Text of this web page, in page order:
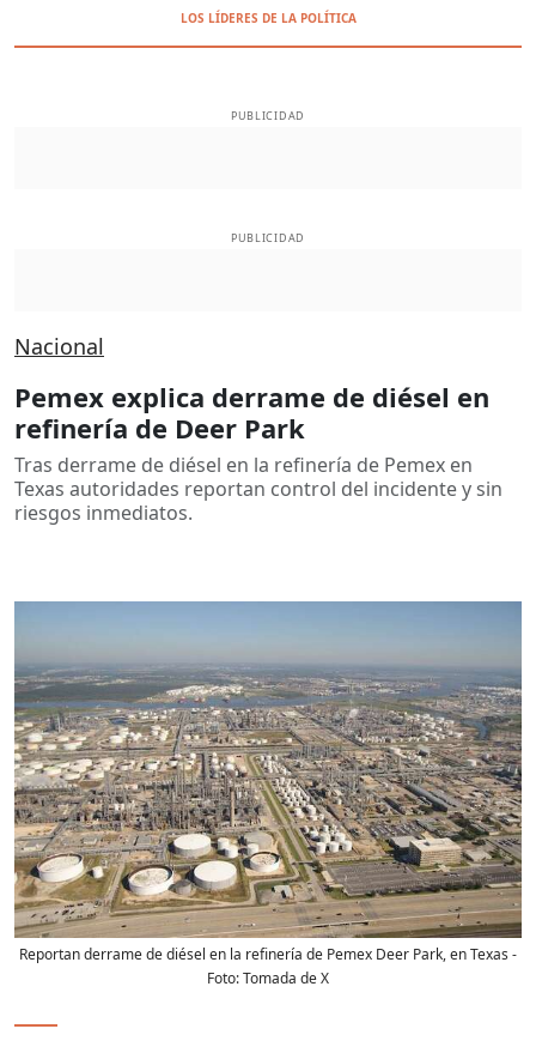
LOS LÍDERES DE LA POLÍTICA
PUBLICIDAD
PUBLICIDAD
Nacional
Pemex explica derrame de diésel en
refinería de Deer Park
Tras derrame de diésel en la refinería de Pemex en
Texas autoridades reportan control del incidente y sin
riesgos inmediatos.
Reportan derrame de diésel en la refinería de Pemex Deer Park, en Texas -
Foto:Tomada de X